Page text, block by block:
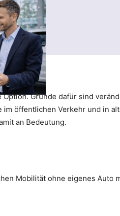
Gründe dafür sind
öffentlichen Verkehr und in
an Bedeutung.
Mobilität ohne eigenes Auto